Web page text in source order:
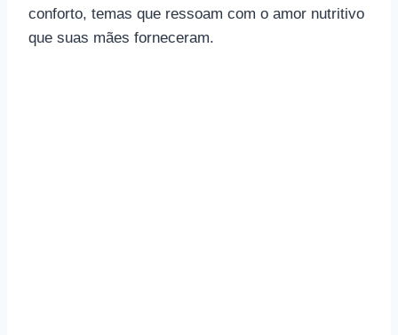
conforto, temas que ressoam com o amor nutritivo
que suas mães forneceram.